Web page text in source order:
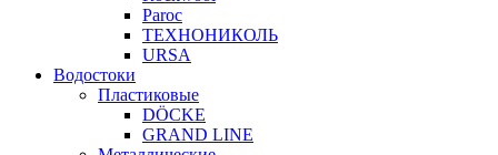
Paroc
ТЕХНОНИКОЛЬ
URSA
Водостоки
Пластиковые
DÖCKE
GRAND LINE